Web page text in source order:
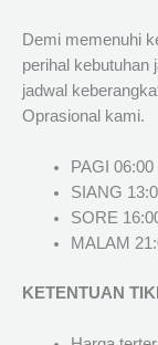
Demi memenuhi
perihal
jadwal
Oprasional kami.
PAGI 06:00
SIANG
SORE
MALAM
KETENTUAN